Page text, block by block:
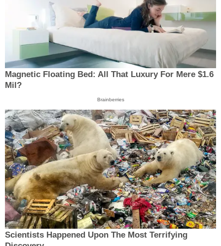
Magnetic Floating Bed: All That Luxury For Mere $1.6
Mil?
Brainberries
Scientists Happened Upon The Most Terrifying